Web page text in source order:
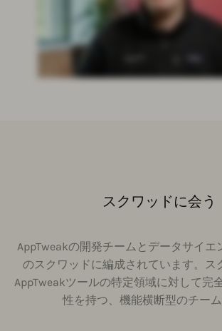
スクワッドに会う
AppTweakの開発チームとデータサイエ
のスクワッドに編成されています。ス
AppTweakツールの特定領域に対して完
性を持つ、機能横断型のチーム